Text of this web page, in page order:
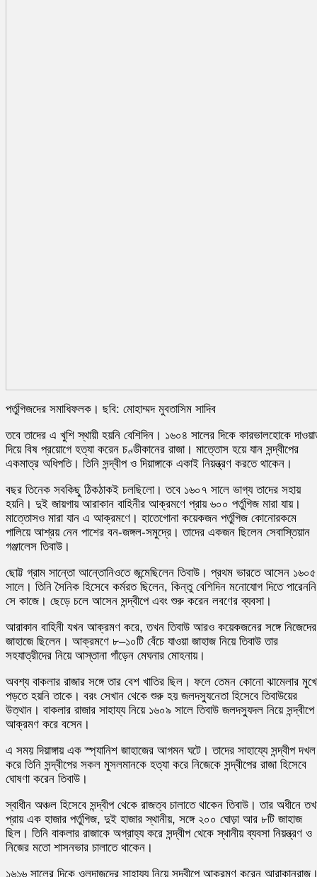
পর্তুগিজদের সমাধিফলক। ছবি: মোহাম্মদ মুবতাসিম সাদিব
তবে তাদের এ খুশি স্থায়ী হয়নি বেশিদিন। ১৬০৪ সালের দিকে কারভালহোকে
দিয়ে বিষ প্রয়োগে হত্যা করেন চণ্ডীকানের রাজা। মাত্তোস হয়ে যান সন্দ্বীপের
একমাত্র অধিপতি। তিনি সন্দ্বীপ ও দিয়াঙ্গাকে একাই নিয়ন্ত্রণ করতে থাকেন।
বছর তিনেক সবকিছু ঠিকঠাকই চলছিলো। তবে ১৬০৭ সালে ভাগ্য তাদের সহায়
হয়নি। দুই জায়গায় আরাকান বাহিনীর আক্রমণে প্রায় ৬০০ পর্তুগিজ মারা যায়।
মাত্তোসও মারা যান এ আক্রমণে। হাতেগোনা কয়েকজন পর্তুগিজ কোনোরকমে
পালিয়ে আশ্রয় নেন পাশের বন-জঙ্গল-সমুদ্রে। তাদের একজন ছিলেন সেবাস্তিয়ান
গঞ্জালেস তিবাউ।
ছোট্ট গ্রাম সান্তো আন্তোনিওতে জন্মেছিলেন তিবাউ। প্রথম ভারতে আসেন ১৬০৫
সালে। তিনি সৈনিক হিসেবে কর্মরত ছিলেন, কিন্তু বেশিদিন মনোযোগ দিতে পারেননি
সে কাজে। ছেড়ে চলে আসেন সন্দ্বীপে এবং শুরু করেন লবণের ব্যবসা।
আরাকান বাহিনী যখন আক্রমণ করে, তখন তিবাউ আরও কয়েকজনের সঙ্গে নিজেদের
জাহাজে ছিলেন। আক্রমণে ৮–১০টি বেঁচে যাওয়া জাহাজ নিয়ে তিবাউ তার
সহযাত্রীদের নিয়ে আস্তানা গাঁড়েন মেঘনার মোহনায়।
অবশ্য বাকলার রাজার সঙ্গে তার বেশ খাতির ছিল। ফলে তেমন কোনো ঝামেলার মুখে
পড়তে হয়নি তাকে। বরং সেখান থেকে শুরু হয় জলদস্যুনেতা হিসেবে তিবাউয়ের
উত্থান। বাকলার রাজার সাহায্য নিয়ে ১৬০৯ সালে তিবাউ জলদস্যুদল নিয়ে সন্দ্বীপে
আক্রমণ করে বসেন।
এ সময় দিয়াঙ্গায় এক স্প্যানিশ জাহাজের আগমন ঘটে। তাদের সাহায্যে সন্দ্বীপ দখল
করে তিনি সন্দ্বীপের সকল মুসলমানকে হত্যা করে নিজেকে সন্দ্বীপের রাজা হিসেবে
ঘোষণা করেন তিবাউ।
স্বাধীন অঞ্চল হিসেবে সন্দ্বীপ থেকে রাজত্ব চালাতে থাকেন তিবাউ। তার অধীনে
প্রায় এক হাজার পর্তুগিজ, দুই হাজার স্থানীয়, সঙ্গে ২০০ ঘোড়া আর ৮টি জাহাজ
ছিল। তিনি বাকলার রাজাকে অগ্রাহ্য করে সন্দ্বীপ থেকে স্থানীয় ব্যবসা নিয়ন্ত্রণ ও
নিজের মতো শাসনভার চালাতে থাকেন।
১৬১৬ সালের দিকে ওলন্দাজদের সাহায্য নিয়ে সন্দ্বীপে আক্রমণ করেন